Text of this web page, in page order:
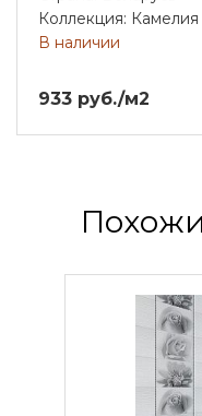
Коллекция: Камелия
В наличии
933 руб./м2